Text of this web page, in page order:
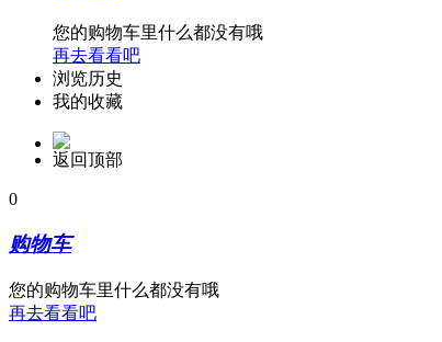
您的购物车里什么都没有哦
再去看看吧
浏览历史
我的收藏
返回顶部
0
购物车
您的购物车里什么都没有哦
再去看看吧